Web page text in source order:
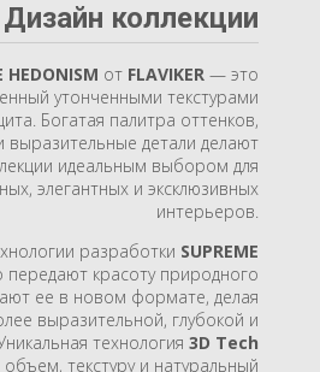
Дизайн коллекции
HEDONISM от FLAVIKER— это
утонченными текстурами
Богатая палитра оттенков,
выразительные детали делают
идеальным выбором для
элегантных и эксклюзивных
интерьеров.
разработки SUPREME
передают красоту природного
ее в новом формате, делая
выразительной, глубокой и
технология 3D Tech
текстуру и натуральный